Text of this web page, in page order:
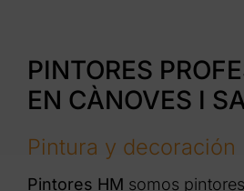
PINTORES
EN CÀNOVES I
Pintura y decoración
Pintores HM somos